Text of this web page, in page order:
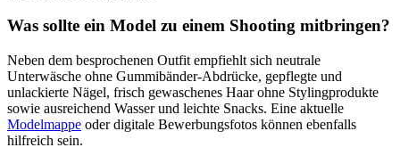
Was sollte ein Model zu einem Shooting mitbringen?
Neben dem besprochenen Outfit empfiehlt sich neutrale
Unterwäsche ohne Gummibänder-Abdrücke, gepflegte und
unlackierte Nägel, frisch gewaschenes Haar ohne Stylingprodukte
sowie ausreichend Wasser und leichte Snacks. Eine aktuelle
Modelmappe oder digitale Bewerbungsfotos können ebenfalls
hilfreich sein.